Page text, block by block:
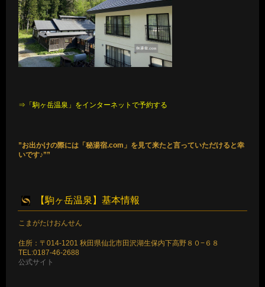
⇒「駒ヶ岳温泉」をインターネットで予約する
”お出かけの際には「秘湯宿.com」を見て来たと言っていただけると幸
いです♪””
【駒ヶ岳温泉】基本情報
こまがたけおんせん
住所：〒014-1201 秋田県仙北市田沢湖生保内下高野８０−６８
TEL:0187-46-2688
公式サイト